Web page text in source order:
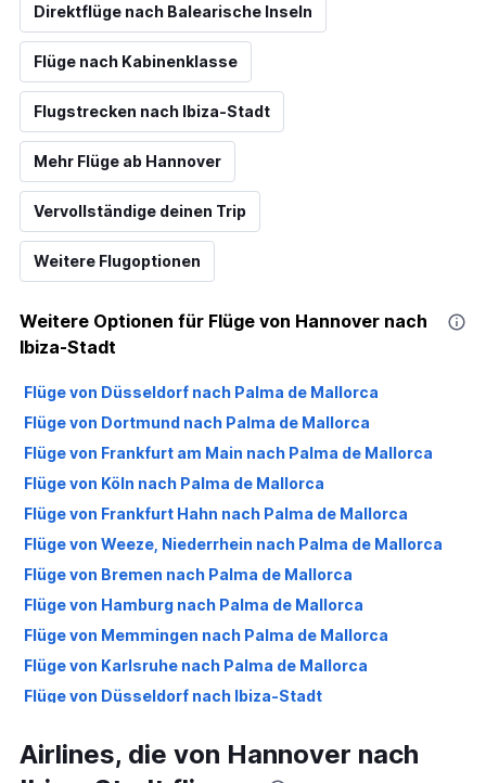
Direktflüge nach Balearische Inseln
Flüge nach Kabinenklasse
Flugstrecken nach Ibiza-Stadt
Mehr Flüge ab Hannover
Vervollständige deinen Trip
Weitere Flugoptionen
Weitere Optionen für Flüge von Hannover nach
Ibiza-Stadt
Flüge von Düsseldorf nach Palma de Mallorca
Flüge von Dortmund nach Palma de Mallorca
Flüge von Frankfurt am Main nach Palma de Mallorca
Flüge von Köln nach Palma de Mallorca
Flüge von Frankfurt Hahn nach Palma de Mallorca
Flüge von Weeze, Niederrhein nach Palma de Mallorca
Flüge von Bremen nach Palma de Mallorca
Flüge von Hamburg nach Palma de Mallorca
Flüge von Memmingen nach Palma de Mallorca
Flüge von Karlsruhe nach Palma de Mallorca
Flüge von Düsseldorf nach Ibiza-Stadt
Flüge von Stuttgart nach Palma de Mallorca
Airlines, die von Hannover nach